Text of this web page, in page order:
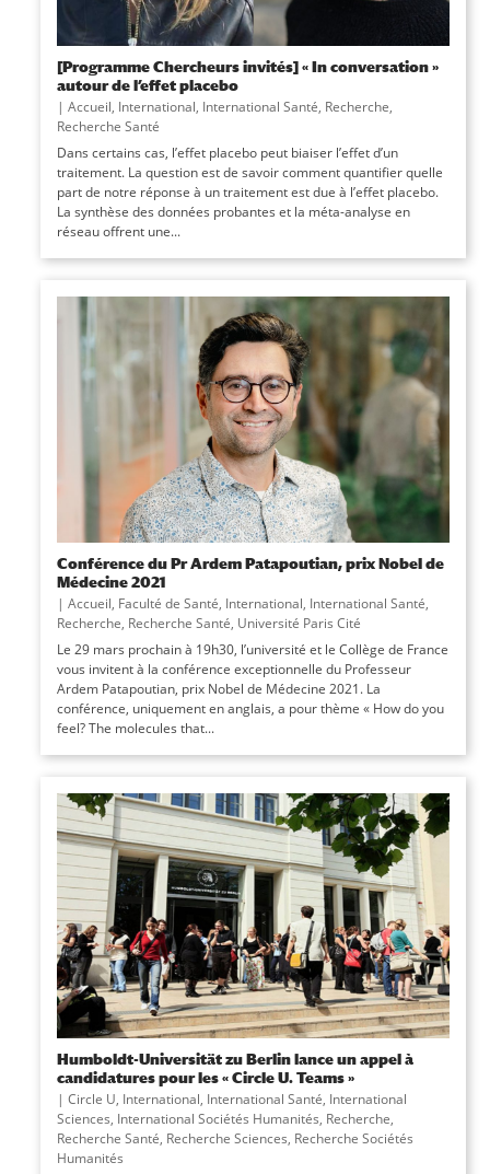
[Programme Chercheurs invités] « In conversation »
autour de l’effet placebo
| Accueil, International, International Santé, Recherche,
Recherche Santé
Dans certains cas, l’effet placebo peut biaiser l’effet d’un
traitement. La question est de savoir comment quantifier quelle
part de notre réponse à un traitement est due à l’effet placebo.
La synthèse des données probantes et la méta-analyse en
réseau offrent une...
Conférence du Pr Ardem Patapoutian, prix Nobel de
Médecine 2021
| Accueil, Faculté de Santé, International, International Santé,
Recherche, Recherche Santé, Université Paris Cité
Le 29 mars prochain à 19h30, l’université et le Collège de France
vous invitent à la conférence exceptionnelle du Professeur
Ardem Patapoutian, prix Nobel de Médecine 2021. La
conférence, uniquement en anglais, a pour thème « How do you
feel? The molecules that...
Humboldt-Universität zu Berlin lance un appel à
candidatures pour les « Circle U. Teams »
| Circle U, International, International Santé, International
Sciences, International Sociétés Humanités, Recherche,
Recherche Santé, Recherche Sciences, Recherche Sociétés
Humanités